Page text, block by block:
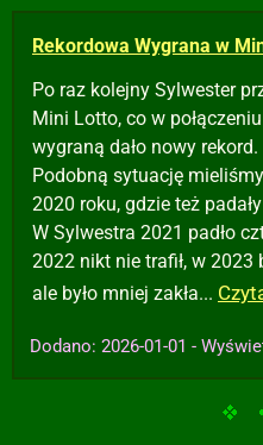
Rekordowa Wygrana w
Po raz kolejny Sylwester
Mini Lotto, co w
wygraną dało nowy rekord.
Podobną sytuację
2020 roku, gdzie też
W Sylwestra 2021 padło
2022 nikt nie trafił, w 2023
ale było mniej zakła...
Dodano: 2026-01-01 -